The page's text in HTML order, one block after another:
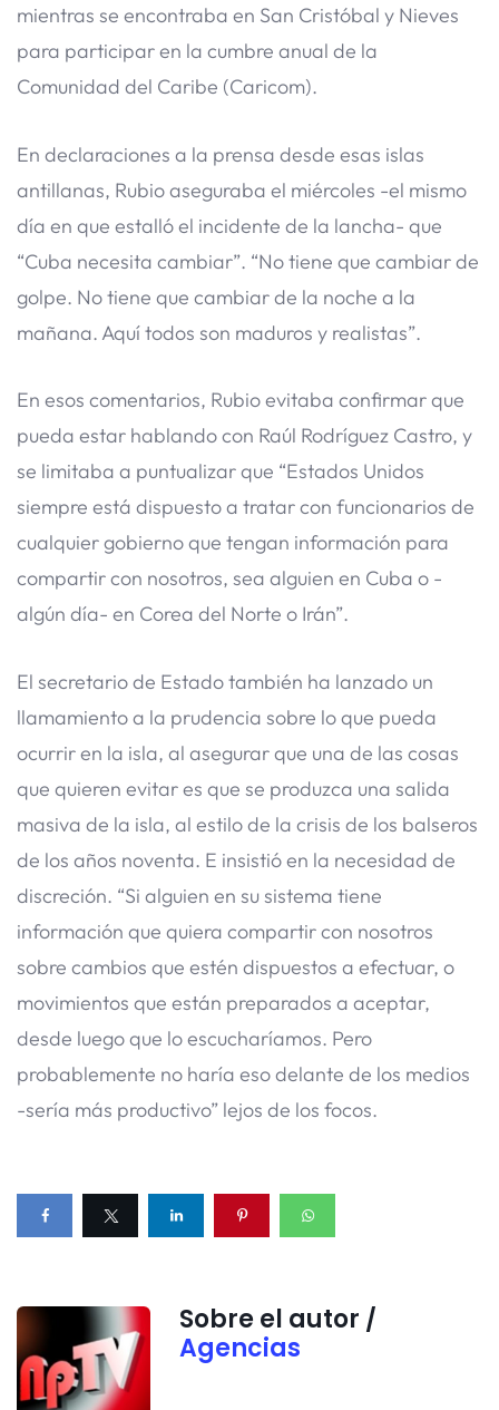
mientras se encontraba en San Cristóbal y Nieves
para participar en la cumbre anual de la
Comunidad del Caribe (Caricom).
En declaraciones a la prensa desde esas islas
antillanas, Rubio aseguraba el miércoles -el mismo
día en que estalló el incidente de la lancha- que
“Cuba necesita cambiar”. “No tiene que cambiar de
golpe. No tiene que cambiar de la noche a la
mañana. Aquí todos son maduros y realistas”.
En esos comentarios, Rubio evitaba confirmar que
pueda estar hablando con Raúl Rodríguez Castro, y
se limitaba a puntualizar que “Estados Unidos
siempre está dispuesto a tratar con funcionarios de
cualquier gobierno que tengan información para
compartir con nosotros, sea alguien en Cuba o -
algún día- en Corea del Norte o Irán”.
El secretario de Estado también ha lanzado un
llamamiento a la prudencia sobre lo que pueda
ocurrir en la isla, al asegurar que una de las cosas
que quieren evitar es que se produzca una salida
masiva de la isla, al estilo de la crisis de los balseros
de los años noventa. E insistió en la necesidad de
discreción. “Si alguien en su sistema tiene
información que quiera compartir con nosotros
sobre cambios que estén dispuestos a efectuar, o
movimientos que están preparados a aceptar,
desde luego que lo escucharíamos. Pero
probablemente no haría eso delante de los medios
-sería más productivo” lejos de los focos.
Sobre el autor /
Agencias